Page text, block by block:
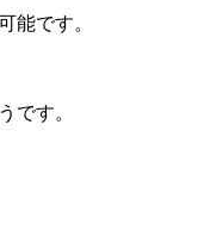
能です。
です。